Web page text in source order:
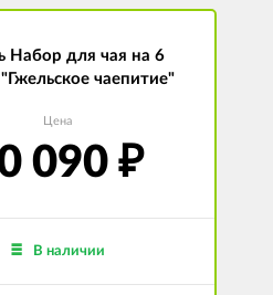
Набор для чая на 6
чаепитие"
Цена
090 ₽
В наличии